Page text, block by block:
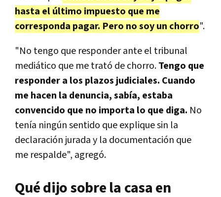
hasta el último impuesto que me
corresponda pagar. Pero no soy un chorro".
"No tengo que responder ante el tribunal
mediático que me trató de chorro.Tengo que
responder a los plazos judiciales. Cuando
me hacen la denuncia, sabía, estaba
convencido que no importa lo que diga. No
tenía ningún sentido que explique sin la
declaración jurada y la documentación que
me respalde", agregó.
Qué dijo sobre la casa en